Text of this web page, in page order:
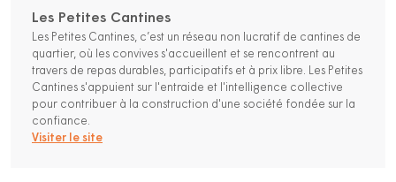
Les Petites Cantines
Les Petites Cantines, c’est un réseau non lucratif de cantines de
quartier, où les convives s'accueillent et se rencontrent au
travers de repas durables, participatifs et à prix libre. Les Petites
Cantines s'appuient sur l'entraide et l'intelligence collective
pour contribuer à la construction d'une société fondée sur la
confiance.
Visiter le site